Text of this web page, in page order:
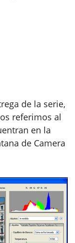
de la serie,
referimos al
en la
de Camera